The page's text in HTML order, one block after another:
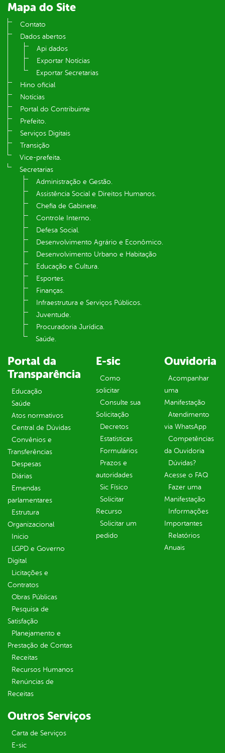
Mapa do Site
Contato
Dados abertos
Api dados
Exportar Notícias
Exportar Secretarias
Hino oficial
Notícias
Portal do Contribuinte
Prefeito.
Serviços Digitais
Transição
Vice-prefeita.
Secretarias
Administração e Gestão.
Assistência Social e Direitos Humanos.
Chefia de Gabinete.
Controle Interno.
Defesa Social.
Desenvolvimento Agrário e Econômico.
Desenvolvimento Urbano e Habitação
Educação e Cultura.
Esportes.
Finanças.
Infraestrutura e Serviços Públicos.
Juventude.
Procuradoria Jurídica.
Saúde.
Portal da
Transparência
Educação
Saúde
Atos normativos
Central de Dúvidas
Convênios e
Transferências
Despesas
Diárias
Emendas
parlamentares
Estrutura
Organizacional
Inicio
LGPD e Governo
Digital
Licitações e
Contratos
Obras Públicas
Pesquisa de
Satisfação
Planejamento e
Prestação de Contas
Receitas
Recursos Humanos
Renúncias de
Receitas
E-sic
Como
solicitar
Consulte sua
Solicitação
Decretos
Estatísticas
Formulários
Prazos e
autoridades
Sic Físico
Solicitar
Recurso
Solicitar um
pedido
Ouvidoria
Acompanhar
uma
Manifestação
Atendimento
via WhatsApp
Competências
da Ouvidoria
Dúvidas?
Acesse o FAQ
Fazer uma
Manifestação
Informações
Importantes
Relatórios
Anuais
Outros Serviços
Carta de Serviços
E-sic